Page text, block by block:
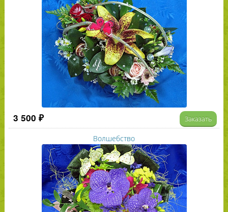
3 500 ₽ Заказать
Волшебство